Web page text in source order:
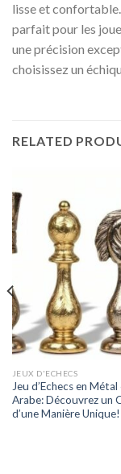
lisse et
parfait pour les
une précision
choisissez un
RELATED
JEUX D'ECHECS
Jeu d’Echecs en
Arabe: Découvrez un
d’une Manière Unique!